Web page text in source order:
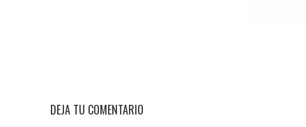
DEJA TU COMENTARIO